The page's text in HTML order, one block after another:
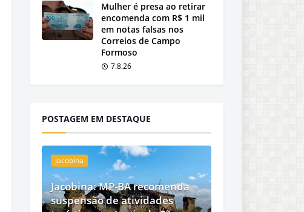
Mulher é presa ao retirar
encomenda com R$ 1 mil
em notas falsas nos
Correios de Campo
Formoso
7.8.26
POSTAGEM EM DESTAQUE
Jacobina
Jacobina: MP-BA recomenda
suspensão de atividades